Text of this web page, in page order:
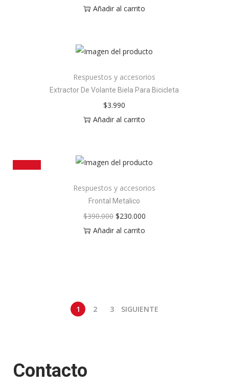
Añadir al carrito
Respuestos y accesorios
Extractor De Volante Biela Para Bicicleta
$3.990
Añadir al carrito
Respuestos y accesorios
Frontal Metalico
$390.000 $230.000
Añadir al carrito
1 2 3 SIGUIENTE
Contacto